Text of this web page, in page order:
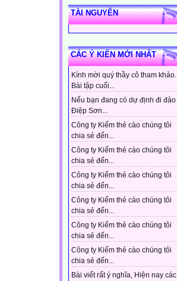
TÀI NGUYÊN
CÁC Ý KIẾN MỚI NHẤT
Kính mời quý thầy cô tham khảo.
Bài tập cuối...
Nếu bạn đang có dự định đi đảo
Điệp Sơn...
Công ty Kiếm thẻ cào chúng tôi
chia sẻ đến...
Công ty Kiếm thẻ cào chúng tôi
chia sẻ đến...
Công ty Kiếm thẻ cào chúng tôi
chia sẻ đến...
Công ty Kiếm thẻ cào chúng tôi
chia sẻ đến...
Công ty Kiếm thẻ cào chúng tôi
chia sẻ đến...
Công ty Kiếm thẻ cào chúng tôi
chia sẻ đến...
Bài viết rất ý nghĩa, Hiện nay các